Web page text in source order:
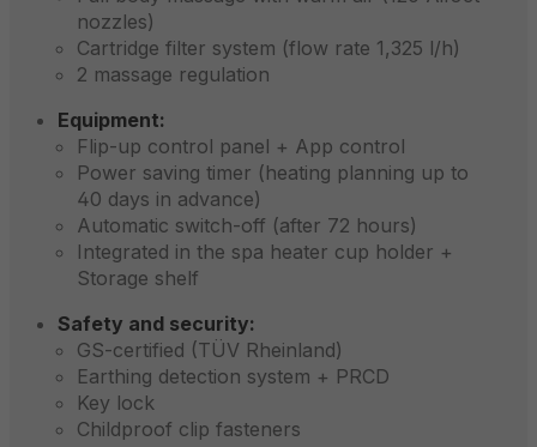
nozzles)
Cartridge filter system (flow rate 1,325 l/h)
2 massage regulation
Equipment:
Flip-up control panel + App control
Power saving timer (heating planning up to
40 days in advance)
Automatic switch-off (after 72 hours)
Integrated in the spa heater cup holder +
Storage shelf
Safety and security:
GS-certified (TÜV Rheinland)
Earthing detection system + PRCD
Key lock
Childproof clip fasteners